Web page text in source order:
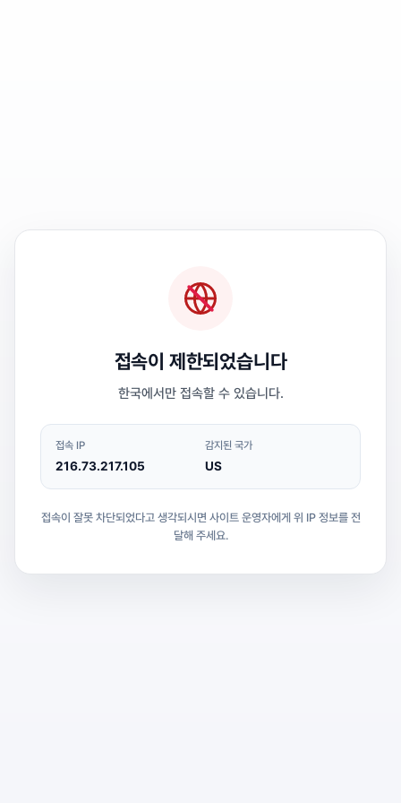
접속이 제한되었습니다
한국에서만 접속할 수 있습니다.
접속 IP
216.73.217.105
감지된 국가
US
접속이 잘못 차단되었다고 생각되시면 사이트 운영자에게 위 IP 정보를 전
달해 주세요.